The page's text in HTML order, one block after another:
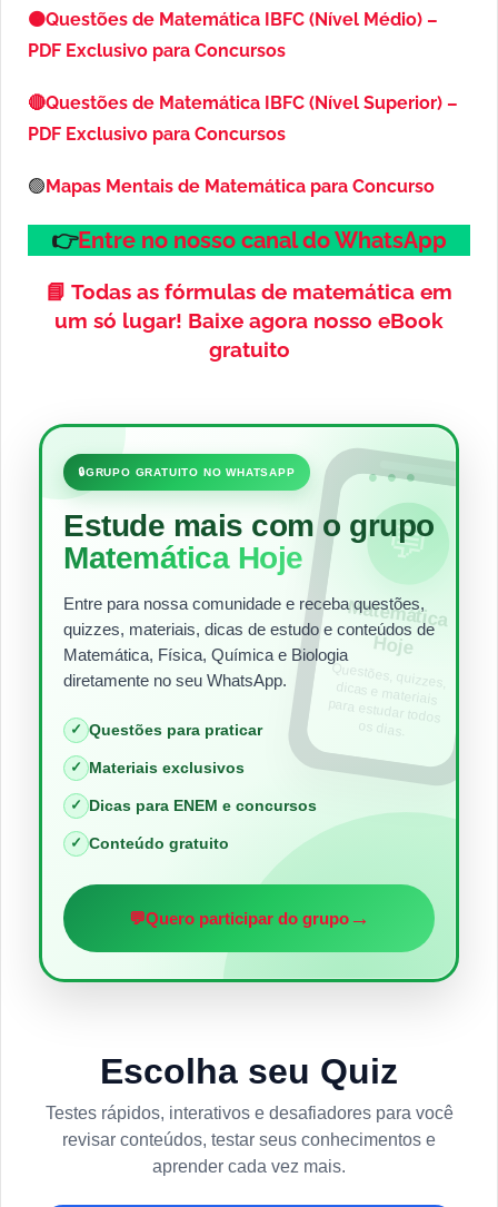
🟠Questões de Matemática IBFC (Nível Médio) –
PDF Exclusivo para Concursos
🔴Questões de Matemática IBFC (Nível Superior) –
PDF Exclusivo para Concursos
🟢 Mapas Mentais de Matemática para Concurso
👉Entre no nosso canal do WhatsApp
📘 Todas as fórmulas de matemática em
um só lugar! Baixe agora nosso eBook
gratuito
•••
🔒GRUPO GRATUITO NO WHATSAPP
Estude mais com o grupo
Matemática Hoje
Entre para nossa comunidade e receba questões,
quizzes, materiais, dicas de estudo e conteúdos de
Matemática, Física, Química e Biologia
diretamente no seu WhatsApp.
✓ Questões para praticar
✓ Materiais exclusivos
✓ Dicas para ENEM e concursos
✓ Conteúdo gratuito
💬Quero participar do grupo→
💬
Matem
ática
Hoje
Questões, quizzes,
dicas e materiais
para estudar todos
os dias.
Escolha seu Quiz
Testes rápidos, interativos e desafiadores para você
revisar conteúdos, testar seus conhecimentos e
aprender cada vez mais.